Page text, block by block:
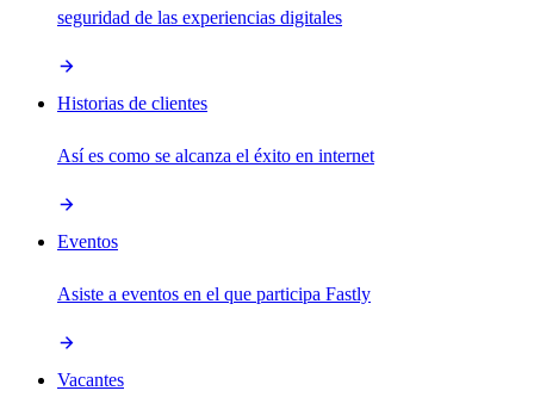
seguridad de las experiencias digitales
Historias de clientes
Así es como se alcanza el éxito en internet
Eventos
Asiste a eventos en el que participa Fastly
Vacantes